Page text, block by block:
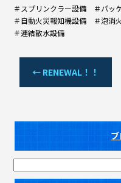
＃スプリンクラー設備 ＃パッ
＃自動火災報知機設備 ＃泡
＃連結散水設備
← RENEWAL！！